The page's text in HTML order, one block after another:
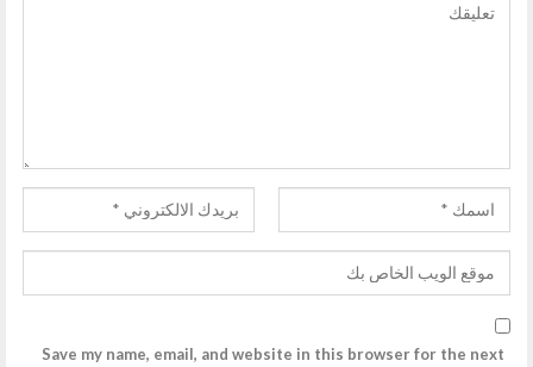
Save my name, email, and website in this browser for the next